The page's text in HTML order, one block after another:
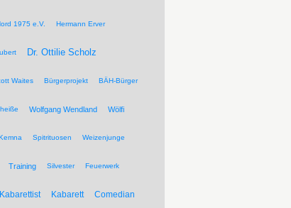
1975 e.V. Hermann Erver
Dr. Ottilie Scholz
Waites Bürgerprojekt BÄH-Bürger
Wolfgang Wendland Wölfi
Spitrituosen Weizenjunge
Training Silvester Feuerwerk
Kabarettist Kabarett Comedian